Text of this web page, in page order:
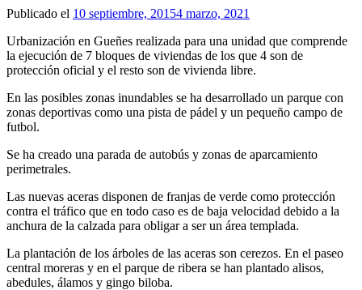
Publicado el 10 septiembre, 20154 marzo, 2021
Urbanización en Gueñes realizada para una unidad que comprende
la ejecución de 7 bloques de viviendas de los que 4 son de
protección oficial y el resto son de vivienda libre.
En las posibles zonas inundables se ha desarrollado un parque con
zonas deportivas como una pista de pádel y un pequeño campo de
futbol.
Se ha creado una parada de autobús y zonas de aparcamiento
perimetrales.
Las nuevas aceras disponen de franjas de verde como protección
contra el tráfico que en todo caso es de baja velocidad debido a la
anchura de la calzada para obligar a ser un área templada.
La plantación de los árboles de las aceras son cerezos. En el paseo
central moreras y en el parque de ribera se han plantado alisos,
abedules, álamos y gingo biloba.